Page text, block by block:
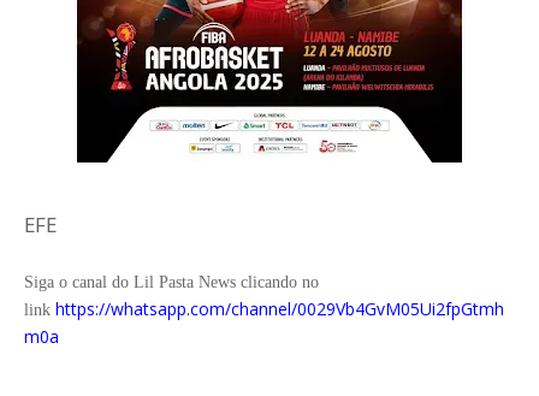
EFE
Siga o canal do Lil Pasta News clicando no
link https://whatsapp.com/channel/0029Vb4GvM05Ui2fpGtmh
m0a